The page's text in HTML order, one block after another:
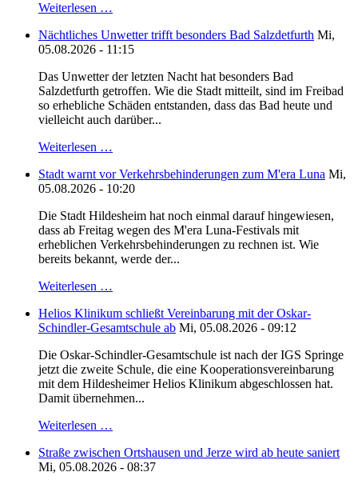
Weiterlesen …
Nächtliches Unwetter trifft besonders Bad Salzdetfurth Mi,
05.08.2026 - 11:15
Das Unwetter der letzten Nacht hat besonders Bad
Salzdetfurth getroffen. Wie die Stadt mitteilt, sind im Freibad
so erhebliche Schäden entstanden, dass das Bad heute und
vielleicht auch darüber...
Weiterlesen …
Stadt warnt vor Verkehrsbehinderungen zum M'era Luna Mi,
05.08.2026 - 10:20
Die Stadt Hildesheim hat noch einmal darauf hingewiesen,
dass ab Freitag wegen des M'era Luna-Festivals mit
erheblichen Verkehrsbehinderungen zu rechnen ist. Wie
bereits bekannt, werde der...
Weiterlesen …
Helios Klinikum schließt Vereinbarung mit der Oskar-
Schindler-Gesamtschule ab Mi, 05.08.2026 - 09:12
Die Oskar-Schindler-Gesamtschule ist nach der IGS Springe
jetzt die zweite Schule, die eine Kooperationsvereinbarung
mit dem Hildesheimer Helios Klinikum abgeschlossen hat.
Damit übernehmen...
Weiterlesen …
Straße zwischen Ortshausen und Jerze wird ab heute saniert
Mi, 05.08.2026 - 08:37